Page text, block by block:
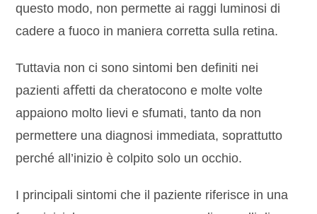
questo modo, non permette ai raggi luminosi di
cadere a fuoco in maniera corretta sulla retina.
Tuttavia non ci sono sintomi ben definiti nei
pazienti aﬀetti da cheratocono e molte volte
appaiono molto lievi e sfumati, tanto da non
permettere una diagnosi immediata, soprattutto
perché all’inizio è colpito solo un occhio.
I principali sintomi che il paziente riferisce in una